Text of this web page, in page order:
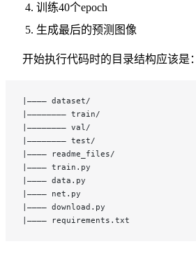
训练40个epoch
生成最后的预测图像
开始执行代码时的目录结构应该是：
|———— dataset/
|———————— train/
|———————— val/
|———————— test/
|———— readme_files/
|———— train.py
|———— data.py
|———— net.py
|———— download.py
|———— requirements.txt